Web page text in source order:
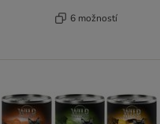
6 možností